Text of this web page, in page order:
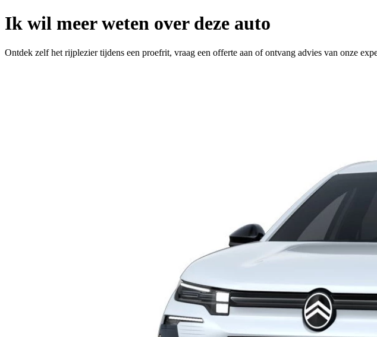
Ik wil meer weten over deze auto
Ontdek zelf het rijplezier tijdens een proefrit, vraag een offerte aan of ontvang advies van onze